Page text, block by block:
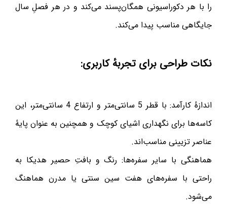
را با هر دکوراسیونی همگان‌پسند می‌کند و در هر فصلِ سال
جایگاهی مناسب پیدا می‌کند.
نکات طراحی برای تجربهٔ کاربری:
اندازهٔ کارآمد: با قطر 5 سانتی‌متر و ارتفاع 4 سانتی‌متر، این
کاسه‌ها برای نگهداری اشیای کوچک و همچنین به عنوان پایهٔ
عناصر تزیینی مناسب‌اند.
هماهنگی با سایر سفره‌ها: رنگ و بافتِ حصیر هدیکا به
راحتی با سفره‌های هفت سین سنتی یا مدرن هماهنگ
می‌شود.